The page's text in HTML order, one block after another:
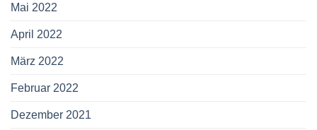
Mai 2022
April 2022
März 2022
Februar 2022
Dezember 2021